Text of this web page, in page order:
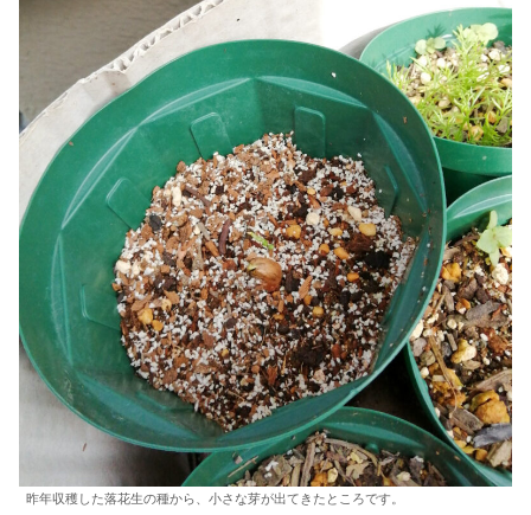
昨年収穫した落花生の種から、小さな芽が出てきたところです。